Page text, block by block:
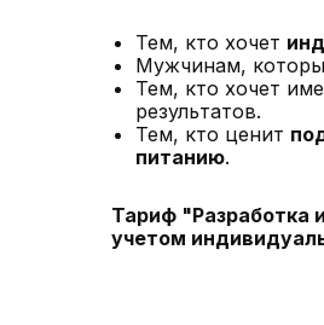
Тем, кто хочет
Мужчинам,
Тем, кто хочет
результатов.
Тем, кто ценит
питанию.
Тариф "Разработка
учетом